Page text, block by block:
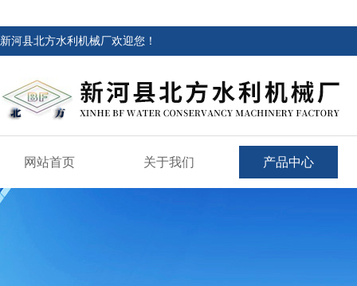
新河县北方水利机械厂欢迎您！
网站首页 关于我们 产品中心